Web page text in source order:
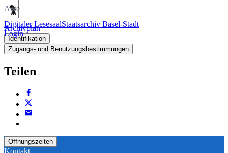
Digitaler LesesaalStaatsarchiv Basel-Stadt
Login
Akte
Archivplan
Identifikation
Zugangs- und Benutzungsbestimmungen
Teilen
Öffnungszeiten